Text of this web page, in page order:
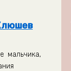
мальчика,